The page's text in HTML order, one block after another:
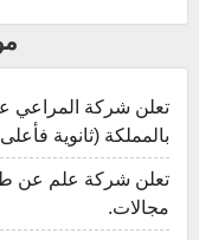
بالمملكة (ثانوية
تعلن شركة علم عن
مجالات.